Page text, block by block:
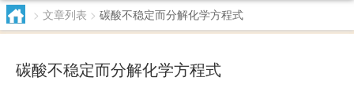
> 文章列表 > 碳酸不稳定而分解化学方程式
碳酸不稳定而分解化学方程式